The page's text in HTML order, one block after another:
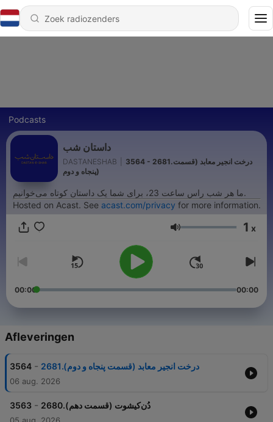
Podcasts
داستان شب
DASTANESHAB
3564 - 2681.درخت انجیر معابد (قسمت
پنجاه و دوم)
ما هر شب راس ساعت 23، برای شما یک داستان کوتاه می‌خوانیم.
Hosted on Acast. See acast.com/privacy for more information.
Volume 1 x
00:00 00:00
Afleveringen
3564 - 2681.درخت انجیر معابد (قسمت پنجاه و دوم)
06 aug. 2026
3563 - 2680.دُن‌کیشوت (قسمت دهم)